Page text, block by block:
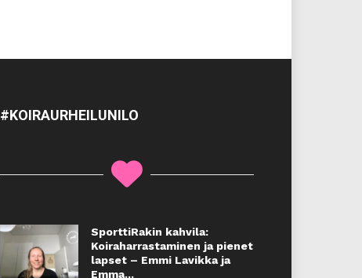
#KOIRAURHEILUNILO
SporttiRakin kahvila:
Koiraharrastaminen ja pienet
lapset – Emmi Lavikka ja
Emma...